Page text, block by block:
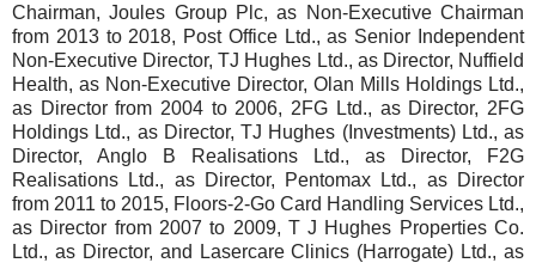
Chairman, Joules Group Plc, as Non-Executive Chairman
from 2013 to 2018, Post Office Ltd., as Senior Independent
Non-Executive Director, TJ Hughes Ltd., as Director, Nuffield
Health, as Non-Executive Director, Olan Mills Holdings Ltd.,
as Director from 2004 to 2006, 2FG Ltd., as Director, 2FG
Holdings Ltd., as Director, TJ Hughes (Investments) Ltd., as
Director, Anglo B Realisations Ltd., as Director, F2G
Realisations Ltd., as Director, Pentomax Ltd., as Director
from 2011 to 2015, Floors-2-Go Card Handling Services Ltd.,
as Director from 2007 to 2009, T J Hughes Properties Co.
Ltd., as Director, and Lasercare Clinics (Harrogate) Ltd., as